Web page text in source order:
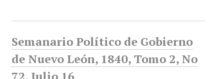
Semanario Político de Gobierno
de Nuevo León, 1840, Tomo 2, No